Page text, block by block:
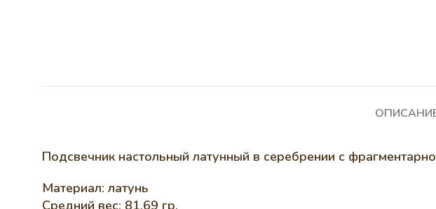
Подсвечник настольный латунный в серебрении с
Материал: латунь
Средний вес: 81,69 гр.